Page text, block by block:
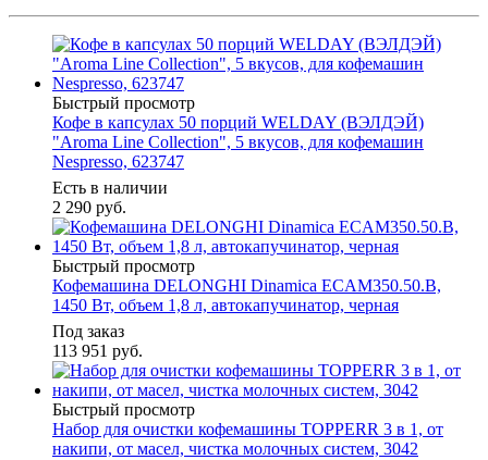
Быстрый просмотр
Кофе в капсулах 50 порций WELDAY (ВЭЛДЭЙ)
"Aroma Line Collection", 5 вкусов, для кофемашин
Nespresso, 623747
Есть в наличии
2 290 руб.
Быстрый просмотр
Кофемашина DELONGHI Dinamica ECAM350.50.B,
1450 Вт, объем 1,8 л, автокапучинатор, черная
Под заказ
113 951 руб.
Быстрый просмотр
Набор для очистки кофемашины TOPPERR 3 в 1, от
накипи, от масел, чистка молочных систем, 3042